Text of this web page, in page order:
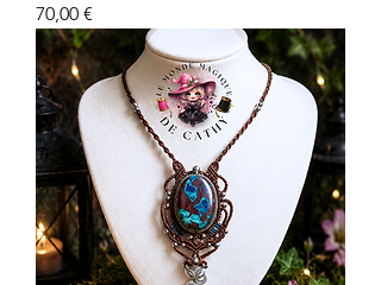
Prix
70,00 €